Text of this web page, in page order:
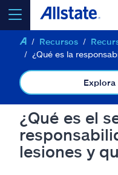
seleccionar un
Select a Product
Recursos
¿Qué es la
Explora
¿Qué es el
lesiones y